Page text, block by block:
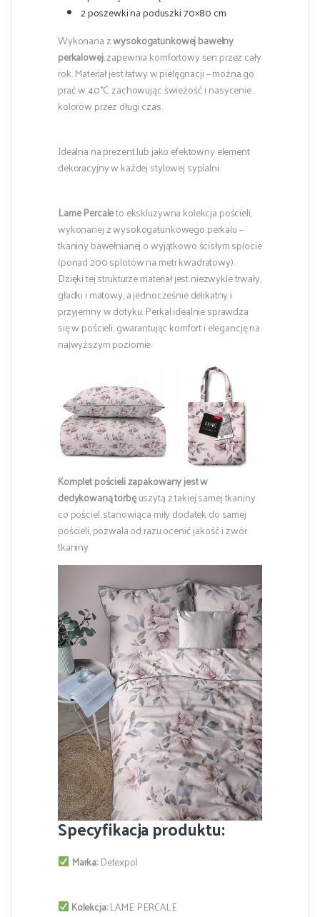
2 poszewki na poduszki 70×80 cm
Wykonana zwysokogatunkowej bawełny
perkalowej, zapewnia komfortowy sen przez cały
rok. Materiał jest łatwy w pielęgnacji – można go
prać w 40°C, zachowując świeżość i nasycenie
kolorów przez długi czas.
Idealna na prezent lub jako efektowny element
dekoracyjny w każdej stylowej sypialni.
Lame Percaleto ekskluzywna kolekcja pościeli,
wykonanej z wysokogatunkowego perkalu –
tkaniny bawełnianej o wyjątkowo ścisłym splocie
(ponad 200 splotów na metr kwadratowy).
Dzięki tej strukturze materiał jest niezwykle trwały,
gładki i matowy, a jednocześnie delikatny i
przyjemny w dotyku. Perkal idealnie sprawdza
się w pościeli, gwarantując komfort i elegancję na
najwyższym poziomie.
Komplet pościeli zapakowany jest w
dedykowaną torbęuszytą z takiej samej tkaniny
co pościel, stanowiąca miły dodatek do samej
pościeli, pozwala od razu ocenić jakość i zwór
tkaniny
Specyfikacja produktu:
Marka:Detexpol
Kolekcja:LAME PERCALE